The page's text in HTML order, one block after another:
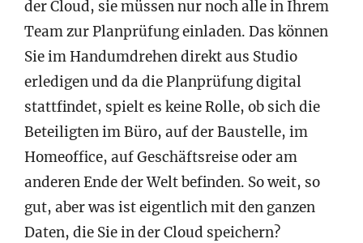
der Cloud, sie müssen nur noch alle in Ihrem
Team zur Planprüfung einladen. Das können
Sie im Handumdrehen direkt aus Studio
erledigen und da die Planprüfung digital
stattfindet, spielt es keine Rolle, ob sich die
Beteiligten im Büro, auf der Baustelle, im
Homeoffice, auf Geschäftsreise oder am
anderen Ende der Welt befinden. So weit, so
gut, aber was ist eigentlich mit den ganzen
Daten, die Sie in der Cloud speichern?